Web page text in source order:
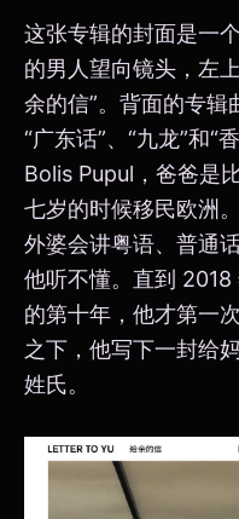
这张专辑的封面是一
的男人望向镜头，左
余的信”。背面的专辑
“广东话”、“九龙”和“
Bolis Pupul，爸爸是
七岁的时候移民欧洲
外婆会讲粤语、普通
他听不懂。直到
的第十年，他才第一
之下，他写下一封给
姓氏。